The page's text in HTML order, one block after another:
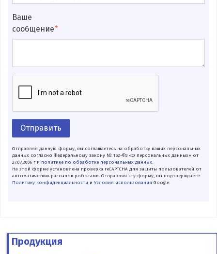
Ваше
сообщение
Отправить
Отправляя данную форму, вы соглашаетесь на обработку ваших персональных
данных согласно Федеральному закону № 152-ФЗ «О персональных данных» от
27.07.2006 г и политике по обработке персональных данных.
На этой форме установлена проверка reCAPTCHA для защиты пользователей от
автоматических рассылок роботами. Отправляя эту форму, вы подтверждаете
Политику конфиденциальности и Условия использования Google.
Продукция